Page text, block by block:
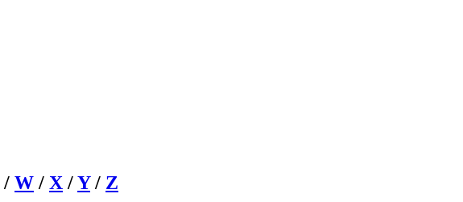
/ W / X /Y/ Z